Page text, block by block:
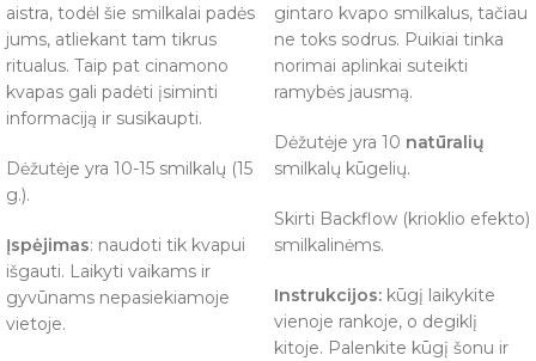
aistra, todėl šie smilkalai padės
jums, atliekant tam tikrus
ritualus. Taip pat cinamono
kvapas gali padėti įsiminti
informaciją ir susikaupti.
Dėžutėje yra 10-15 smilkalų (15
g.).
Įspėjimas: naudoti tik kvapui
išgauti. Laikyti vaikams ir
gyvūnams nepasiekiamoje
vietoje.
gintaro kvapo smilkalus, tačiau
ne toks sodrus. Puikiai tinka
norimai aplinkai suteikti
ramybės jausmą.
Dėžutėje yra 10 natūralių
smilkalų kūgelių.
Skirti Backflow (krioklio efekto)
smilkalinėms.
Instrukcijos: kūgį laikykite
vienoje rankoje, o degiklį
kitoje. Palenkite kūgį šonu ir